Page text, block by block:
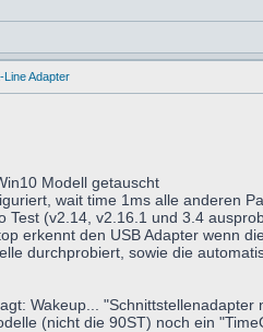
Line Adapter
Modell getauscht
wait time 1ms alle anderen
Test (v2.14, v2.16.1 und 3.4
erkennt den USB Adapter wenn
durchprobiert, sowie die
Wakeup...
(nicht die 90ST) noch ein